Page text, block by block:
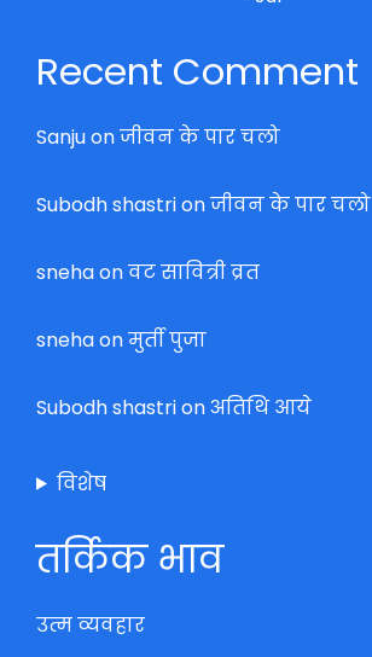
Recent Comment
Sanjuonजीवन के पार चलो
Subodh shastrionजीवन के पार चलो
snehaonवट सावित्री व्रत
snehaonमुर्ती पुजा
Subodh shastrionअतिथि आये
विशेष
तर्किक भाव
उत्म व्यवहार